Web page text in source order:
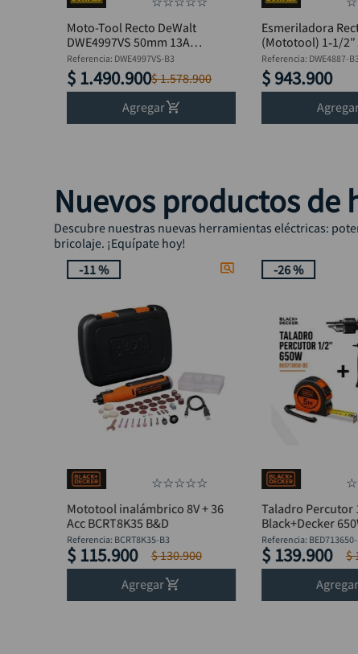
Moto-Tool Recto DeWalt
DWE4997VS 50mm 13A
Brushless
Referencia: DWE4997VS-B3
$ 1.490.900$1.578.900
Agregar
Esmeriladora
(Mototool) 1‑1/2″
DWE4887‑B3
Referencia: DWE4887-B3
$ 943.900
Nuevos productos de
Descubre nuestras nuevas herramientas eléctricas:
bricolaje. ¡Equípate hoy!
-11 %
☆☆☆☆☆
Mototool inalámbrico 8V + 36
Acc BCRT8K35 B&D
Referencia: BCRT8K35-B3
$ 115.900 $130.900
Agregar
-26 %
☆
Taladro Percutor
Black+Decker
BED713650-B3 +
Referencia:
$ 139.900 $
Agregar